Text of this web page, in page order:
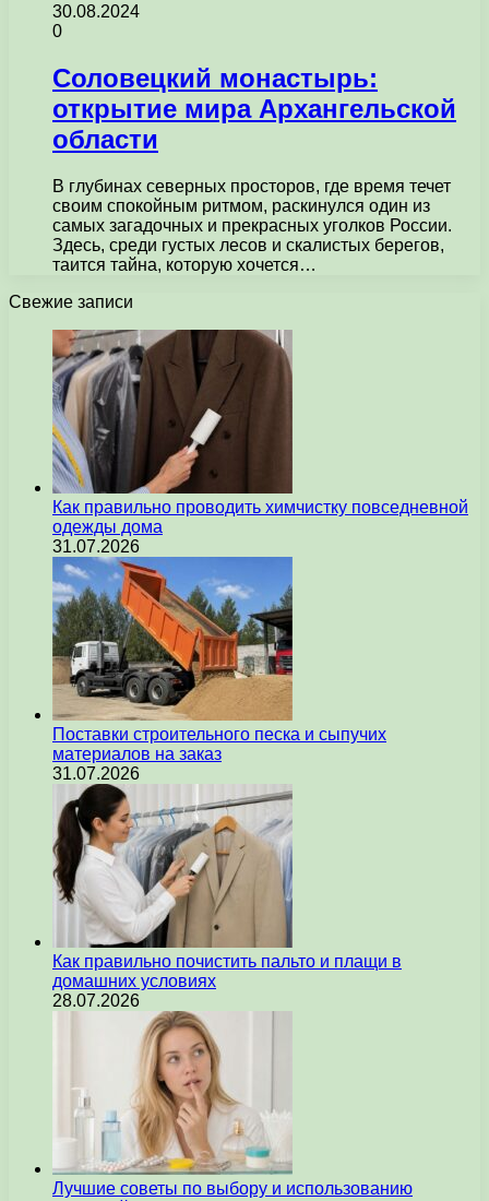
30.08.2024
0
Соловецкий монастырь:
открытие мира Архангельской
области
В глубинах северных просторов, где время течет
своим спокойным ритмом, раскинулся один из
самых загадочных и прекрасных уголков России.
Здесь, среди густых лесов и скалистых берегов,
таится тайна, которую хочется…
Свежие записи
Как правильно проводить химчистку повседневной
одежды дома
31.07.2026
Поставки строительного песка и сыпучих
материалов на заказ
31.07.2026
Как правильно почистить пальто и плащи в
домашних условиях
28.07.2026
Лучшие советы по выбору и использованию